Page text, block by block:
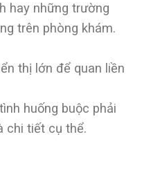
hay những trường
trên phòng khám.
thị lớn để quan liền
huống buộc phải
chi tiết cụ thể.